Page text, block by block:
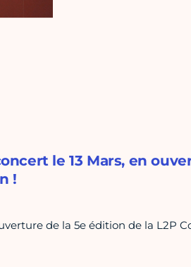
le 13 Mars, en
!
de la 5e édition de la L2P